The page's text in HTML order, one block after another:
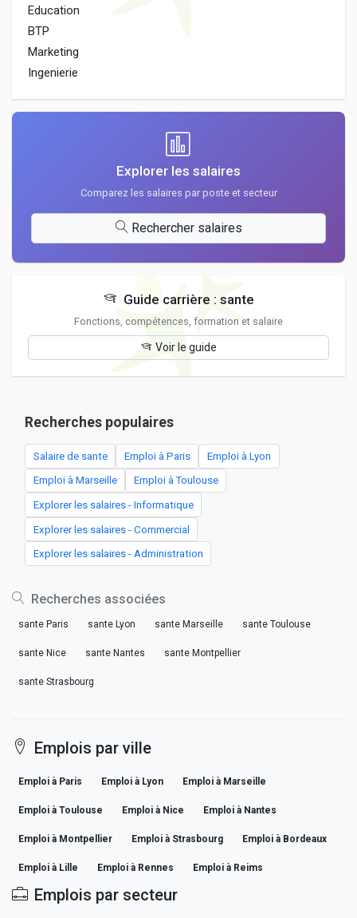
Education
BTP
Marketing
Ingenierie
Explorer les salaires
Comparez les salaires par poste et secteur
Rechercher salaires
Guide carrière : sante
Fonctions, compétences, formation et salaire
Voir le guide
Recherches populaires
Salaire de sante Emploi à Paris Emploi à Lyon
Emploi à Marseille Emploi à Toulouse
Explorer les salaires - Informatique
Explorer les salaires - Commercial
Explorer les salaires - Administration
Recherches associées
sante Paris sante Lyon sante Marseille sante Toulouse
sante Nice sante Nantes sante Montpellier
sante Strasbourg
Emplois par ville
Emploi à Paris Emploi à Lyon Emploi à Marseille
Emploi à Toulouse Emploi à Nice Emploi à Nantes
Emploi à Montpellier Emploi à Strasbourg Emploi à Bordeaux
Emploi à Lille Emploi à Rennes Emploi à Reims
Emplois par secteur